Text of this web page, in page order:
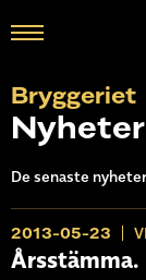
Bryggeriet
Nyheter
De senaste
2013-05-23
Årsstämma.